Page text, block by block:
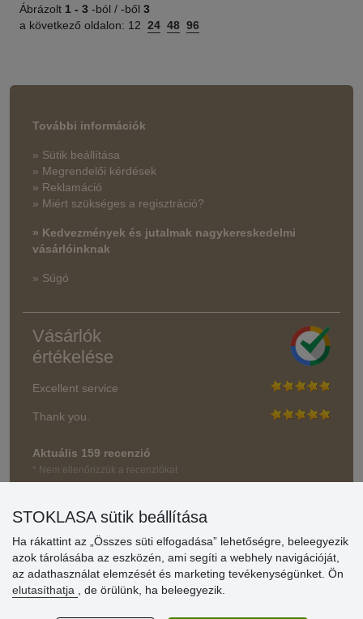
Ábrázolt 1 - 3 -ból / -ből 3
a következő oldalon: 12 24 48 96
További információk
» Sütik beállítása
» Megrendelői kérdések
» Reklamáció
» Miért szükséges a regisztráció?
» Kedvezmények és jutalmak nagykereskedelmi
vásárlóinknak
» Súgó
Vásárlók
értékelése
Excellent service
Thank you.
Aktuális 159 recenzió
* Nem ellenőrizzük a recenziókat
STOKLASA sütik beállítása
Ha rákattint az „Összes süti elfogadása” lehetőségre, beleegyezik
azok tárolásába az eszközén, ami segíti a webhely navigációját,
az adathasználat elemzését és marketing tevékenységünket. Ön
elutasíthatja
, de örülünk, ha beleegyezik.